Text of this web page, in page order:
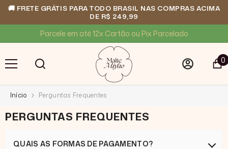
🚚 FRETE GRÁTIS PARA TODO BRASIL NAS COMPRAS ACIMA
DE R$ 249,99
Parcele em até 12x Cartão ou Pix Parcelado
00
Início Perguntas Frequentes
PERGUNTAS FREQUENTES
QUAIS AS FORMAS DE PAGAMENTO?